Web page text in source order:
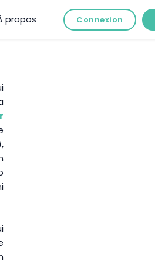
propos Connexion